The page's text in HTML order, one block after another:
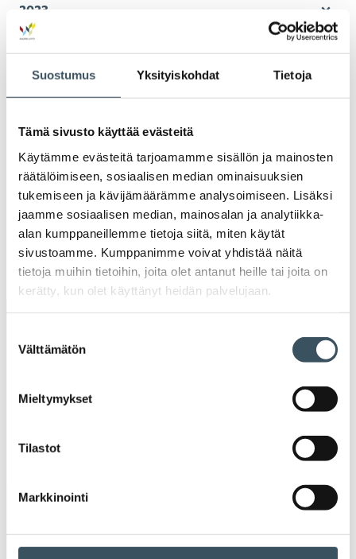
Suostumus Yksityiskohdat Tietoja
Tämä sivusto käyttää evästeitä
Käytämme evästeitä tarjoamamme sisällön ja mainosten
räätälöimiseen, sosiaalisen median ominaisuuksien
tukemiseen ja kävijämäärämme analysoimiseen. Lisäksi
jaamme sosiaalisen median, mainosalan ja analytiikka-
alan kumppaneillemme tietoja siitä, miten käytät
sivustoamme. Kumppanimme voivat yhdistää näitä
tietoja muihin tietoihin, joita olet antanut heille tai joita on
kerätty, kun olet käyttänyt heidän palvelujaan.
valinta
Välttämätön
Mieltymykset
Tilastot
Markkinointi
2023
2022
2020
2019
2018
2017
digiostaminen digitalisaatio
energiatehokkuus